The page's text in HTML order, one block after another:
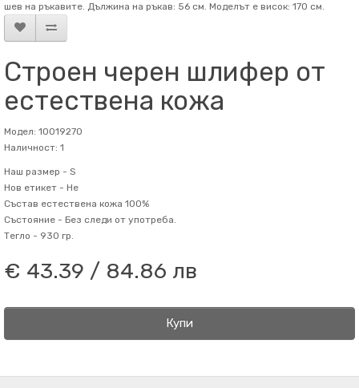
шев на ръкавите. Дължина на ръкав: 56 см. Mоделът е висок: 170 см.
Строен черен шлифер от
естествена кожа
Модел: 10019270
Наличност: 1
Наш размер - S
Нов етикет - Не
Състав естествена кожа 100%
Състояние - Без следи от употреба.
Тегло - 930 гр.
€ 43.39 / 84.86 лв
Купи